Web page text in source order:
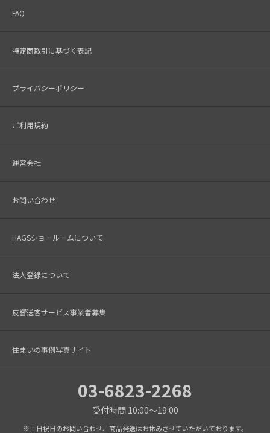
FAQ
特定商取引に基づく表記
プライバシーポリシー
ご利用規約
運営会社
お問い合わせ
HAGSショールームについて
法人登録について
反響送客サービス事業者募集
住まいの事例写真サイト
03-6823-2268
受付時間 10:00～19:00
※土日祝日のお問い合わせ、商品発送はお休みさせていただいております。